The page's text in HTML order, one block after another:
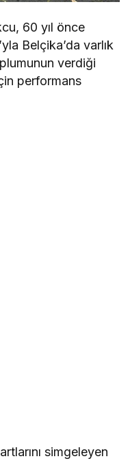
60 yıl önce
Belçika’da varlık
verdiği
performans
simgeleyen